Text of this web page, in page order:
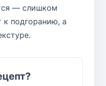
— слишком
подгоранию, а